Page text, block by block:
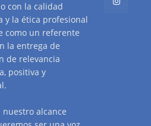
con la calidad
y la ética profesional
como un referente
la entrega de
de relevancia
positiva y
nuestro alcance